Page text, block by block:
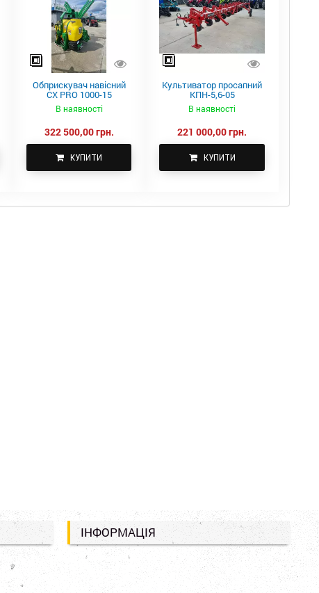
Обприскувач навісний
CX PRO 1000-15
В наявності
322 500,00 грн.
КУПИТИ
Культиватор просапний
КПН-5,6-05
В наявності
221 000,00 грн.
КУПИТИ
ІНФОРМАЦІЯ